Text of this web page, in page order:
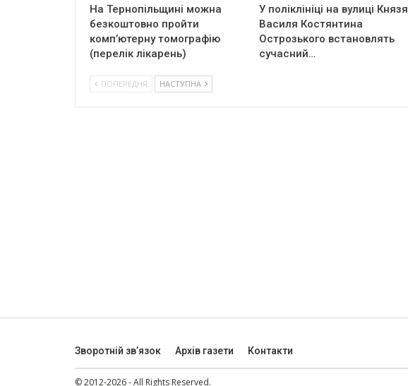
На Тернопільщині можна
безкоштовно пройти
комп’ютерну томографію
(перелік лікарень)
У поліклініці на вулиці Князя
Василя Костянтина
Острозького встановлять
сучасний…
ПОПЕРЕДНЯ НАСТУПНА
Зворотній зв’язок Архів газети Контакти
© 2012-2026 - All Rights Reserved.